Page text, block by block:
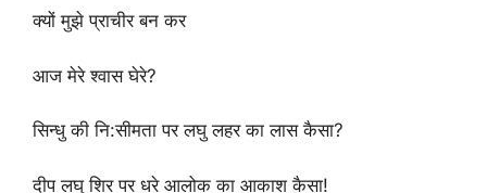
क्यों मुझे प्राचीर बन कर
आज मेरे श्वास घेरे?
सिन्धु की नि:सीमता पर लघु लहर का लास कैसा?
दीप लघु शिर पर धरे आलोक का आकाश कैसा!